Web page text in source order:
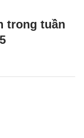
trong tuần